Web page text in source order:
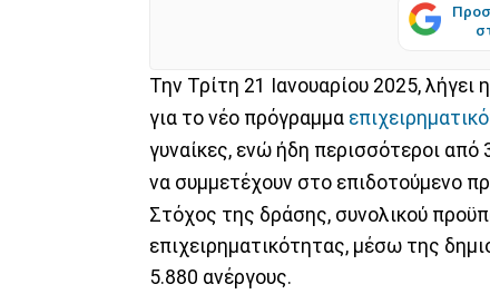
Την Τρίτη 21 Ιανουαρίου 2025,
για το νέο πρόγραμμα
γυναίκες, ενώ ήδη περισσότεροι
να συμμετέχουν στο επιδοτούμενο
Στόχος της δράσης, συνολικού
επιχειρηματικότητας, μέσω της
5.880 ανέργους.